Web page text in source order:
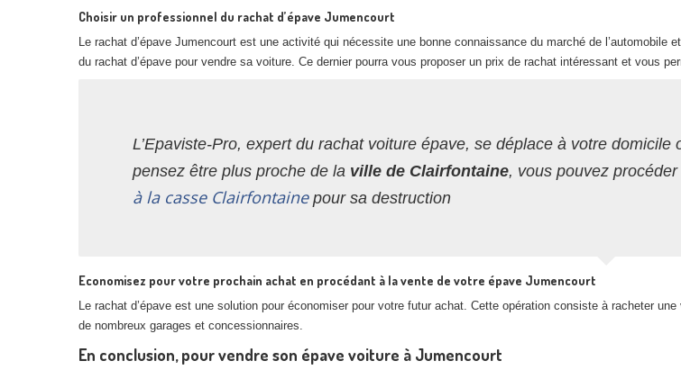
Choisir un professionnel du rachat d’épave Jumencourt
Le rachat d’épave Jumencourt est une activité qui nécessite une bonne connaissance du marché de
du rachat d’épave pour vendre sa voiture. Ce dernier pourra vous proposer un prix de rachat intéressant et vous
L’Epaviste-Pro, expert du rachat voiture épave, se déplace à votre
pensez être plus proche de la ville de Clairfontaine, vous pouvez
à la casse Clairfontainepour sa destruction
Economisez pour votre prochain achat en procédant à la vente de votre épave Jumencourt
Le rachat d’épave est une solution pour économiser pour votre futur achat. Cette opération consiste à racheter
de nombreux garages et concessionnaires.
En conclusion, pour vendre son épave voiture à Jumencourt